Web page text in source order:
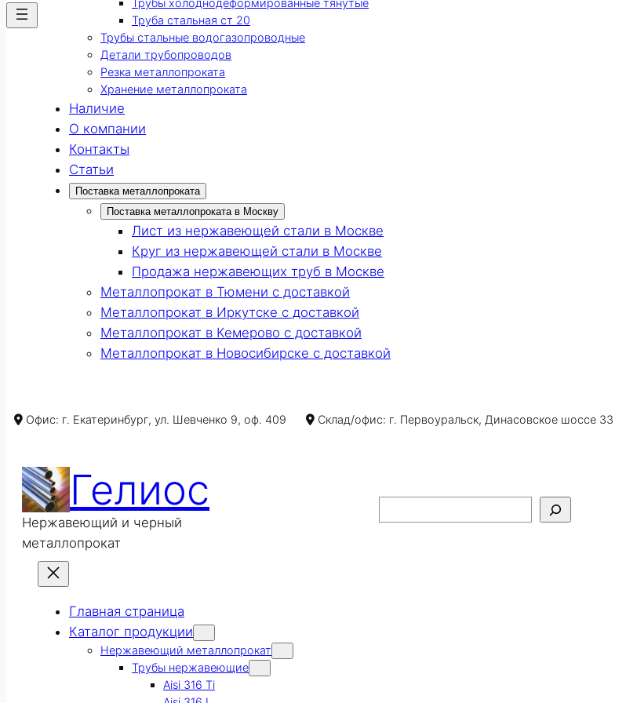
Труба стальная ст 20
Трубы стальные водогазопроводные
Детали трубопроводов
Резка металлопроката
Хранение металлопроката
Наличие
О компании
Контакты
Статьи
Поставка металлопроката
Поставка металлопроката в Москву
Лист из нержавеющей стали в Москве
Круг из нержавеющей стали в Москве
Продажа нержавеющих труб в Москве
Металлопрокат в Тюмени с доставкой
Металлопрокат в Иркутске с доставкой
Металлопрокат в Кемерово с доставкой
Металлопрокат в Новосибирске с доставкой
Офис: г. Екатеринбург, ул. Шевченко 9, оф. 409 Склад/офис: г. Первоуральск, Динасовское шоссе 33
Гелиос
Нержавеющий и черный
металлопрокат
Главная страница
Каталог продукции
Нержавеющий металлопрокат
Трубы нержавеющие
Aisi 316 Ti